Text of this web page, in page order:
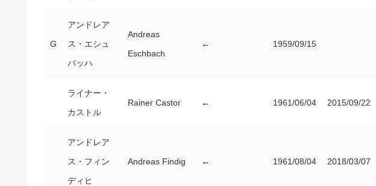
G
アンドレア
ス・エシュ
バッハ
Andreas
Eschbach
← 1959/09/15
ライナー・
カストル
Rainer Castor ← 1961/06/04 2015/09/22
アンドレア
ス・フィン
ディヒ
Andreas Findig ← 1961/08/04 2018/03/07